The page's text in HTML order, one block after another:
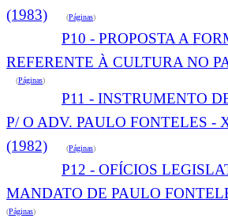
(1983) (Páginas)
P10 - PROPOSTA A
REFERENTE À CULTURA NO
(Páginas)
P11 - INSTRUMENTO
P/ O ADV. PAULO FONTELES -
(1982) (Páginas)
P12 - OFÍCIOS
MANDATO DE PAULO
(Páginas)